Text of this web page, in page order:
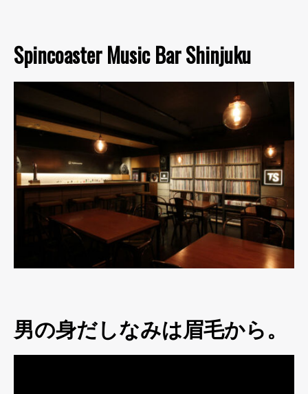
Spincoaster Music Bar Shinjuku
男の身だしなみは眉毛から。